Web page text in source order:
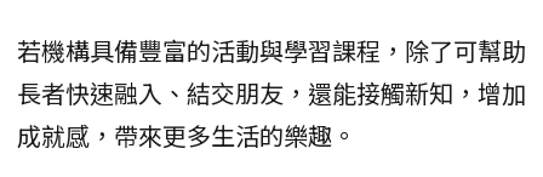
若機構具備豐富的活動與學習課程，除了可幫助
長者快速融入、結交朋友，還能接觸新知，增加
成就感，帶來更多生活的樂趣。